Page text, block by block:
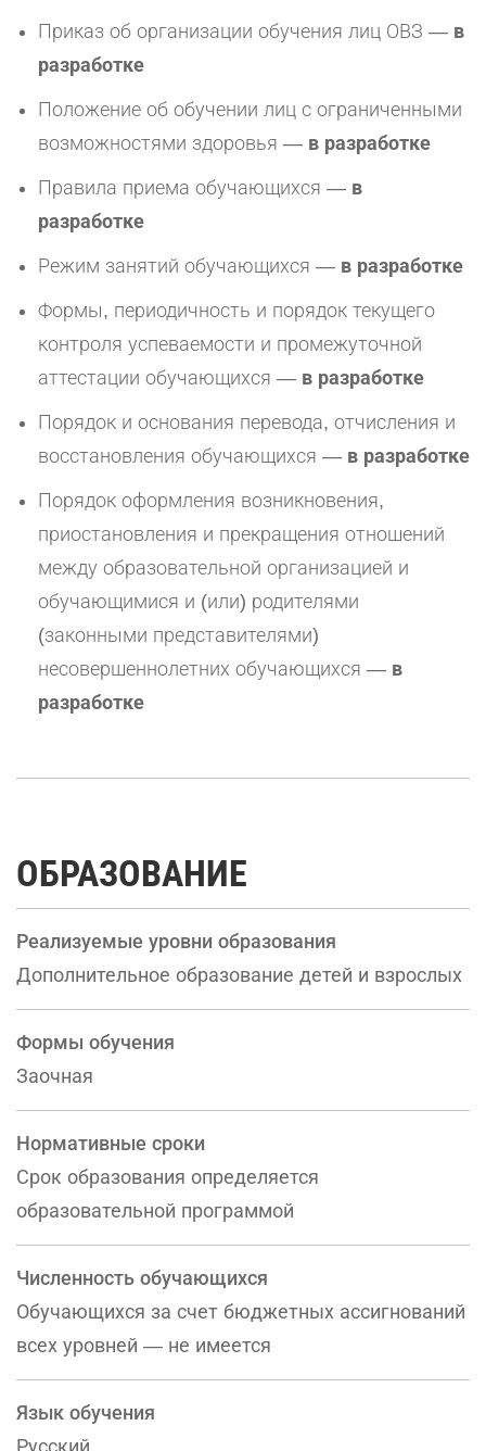
Приказ об организации обучения лиц ОВЗ — в
разработке
Положение об обучении лиц с ограниченными
возможностями здоровья — в разработке
Правила приема обучающихся — в
разработке
Режим занятий обучающихся — в разработке
Формы, периодичность и порядок текущего
контроля успеваемости и промежуточной
аттестации обучающихся — в разработке
Порядок и основания перевода, отчисления и
восстановления обучающихся — в разработке
Порядок оформления возникновения,
приостановления и прекращения отношений
между образовательной организацией и
обучающимися и (или) родителями
(законными представителями)
несовершеннолетних обучающихся — в
разработке
ОБРАЗОВАНИЕ
Реализуемые уровни образования
Дополнительное образование детей и взрослых
Формы обучения
Заочная
Нормативные сроки
Срок образования определяется
образовательной программой
Численность обучающихся
Обучающихся за счет бюджетных ассигнований
всех уровней — не имеется
Язык обучения
Русский